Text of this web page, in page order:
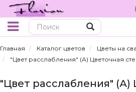
Главная Каталог цветов Цветы на
"Цвет расслабления" (А) Цветочная
"Цвет расслабления" (А)